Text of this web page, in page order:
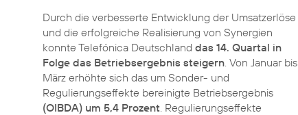
Durch die verbesserte Entwicklung der Umsatzerlöse
und die erfolgreiche Realisierung von Synergien
konnte Telefónica Deutschland das 14. Quartal in
Folge das Betriebsergebnis steigern. Von Januar bis
März erhöhte sich das um Sonder- und
Regulierungseffekte bereinigte Betriebsergebnis
(OIBDA) um 5,4 Prozent. Regulierungseffekte